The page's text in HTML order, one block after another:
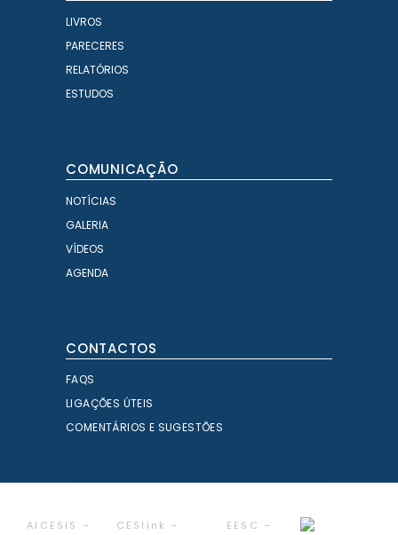
LIVROS
PARECERES
RELATÓRIOS
ESTUDOS
COMUNICAÇÃO
NOTÍCIAS
GALERIA
VÍDEOS
AGENDA
CONTACTOS
FAQS
LIGAÇÕES ÚTEIS
COMENTÁRIOS E SUGESTÕES
AICESIS –
CESlink –
EESC –